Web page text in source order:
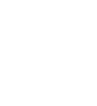
Частіше за
роботі із
спеціалісти